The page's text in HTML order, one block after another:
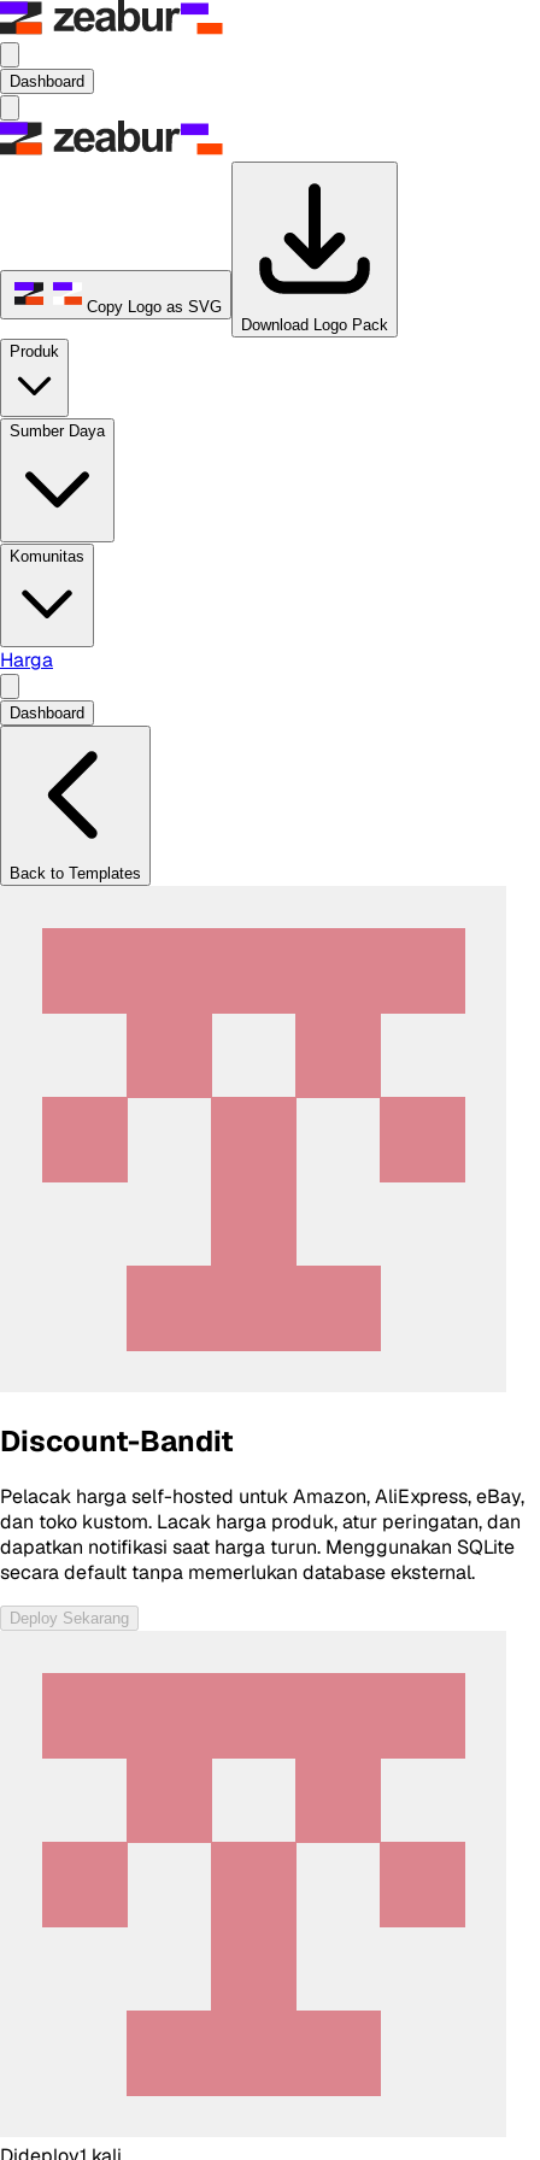
Dashboard
Copy Logo as SVG
Download Logo Pack
Produk
Sumber Daya
Komunitas
Harga
Dashboard
Back to Templates
Discount-Bandit
Pelacak harga self-hosted untuk Amazon, AliExpress, eBay,
dan toko kustom. Lacak harga produk, atur peringatan, dan
dapatkan notifikasi saat harga turun. Menggunakan SQLite
secara default tanpa memerlukan database eksternal.
Deploy Sekarang